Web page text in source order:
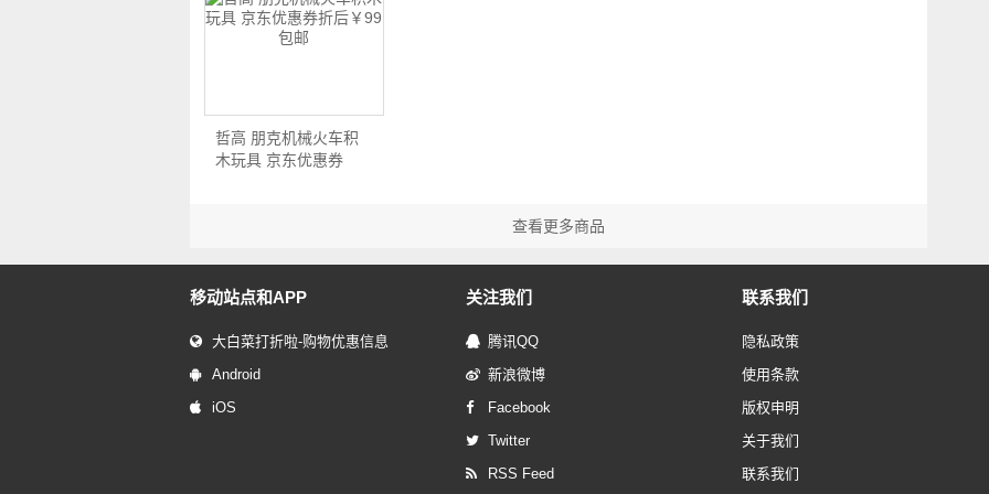
哲高 朋克机械火车积
木玩具 京东优惠券
查看更多商品
移动站点和APP
大白菜打折啦-购物优惠信息
Android
iOS
关注我们
腾讯QQ
新浪微博
Facebook
Twitter
RSS Feed
联系我们
隐私政策
使用条款
版权申明
关于我们
联系我们